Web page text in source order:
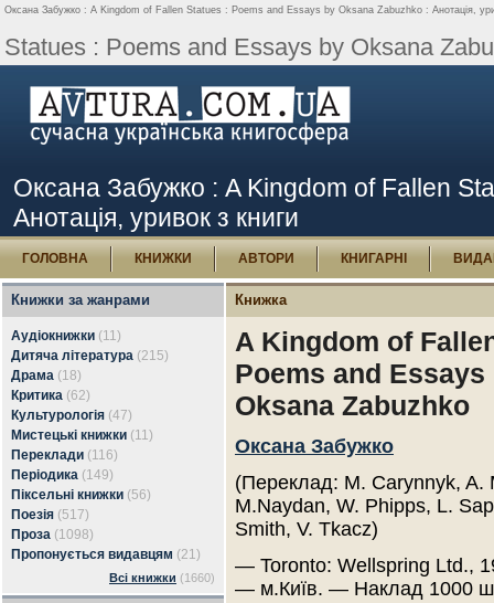
Оксана Забужко : A Kingdom of Fallen Statues : Poems and Essays by Oksana Zabuzhko : Анотація,
Statues : Poems and Essays by Oksana
Оксана Забужко : A Kingdom of Fallen
Анотація, уривок з книги
ГОЛОВНА КНИЖКИ АВТОРИ КНИГАРНІ
Книжки за жанрами
Аудіокнижки (11)
Дитяча література (215)
Драма (18)
Критика (62)
Культурологія (47)
Мистецькі книжки (11)
Переклади (116)
Періодика (149)
Піксельні книжки (56)
Поезія (517)
Проза (1098)
Пропонується видавцям (21)
Всі книжки (1660)
Книжка
A Kingdom of
Poems and Essays
Oksana Zabuzhko
Оксана Забужко
(Переклад: M. Carynnyk, A.
M.Naydan, W. Phipps, L.
Smith, V. Tkacz)
— Toronto: Wellspring Ltd.,
— м.Київ. — Наклад 1000